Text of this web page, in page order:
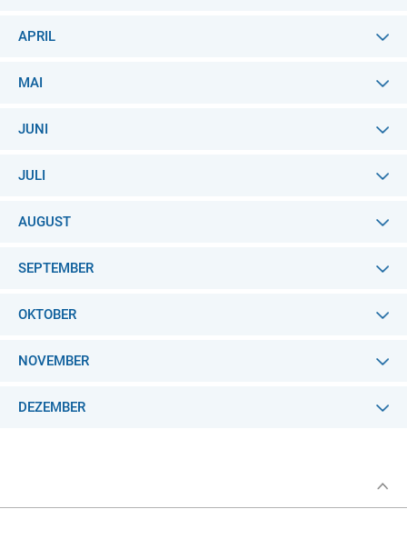
APRIL
MAI
JUNI
JULI
AUGUST
SEPTEMBER
OKTOBER
NOVEMBER
DEZEMBER